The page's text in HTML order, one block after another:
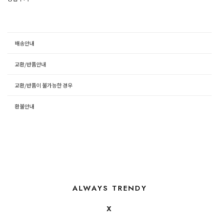
배송안내
교환/반품안내
교환/반품이 불가능한 경우
환불안내
ALWAYS TRENDY
X